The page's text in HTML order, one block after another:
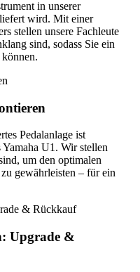
in unserer
wird. Mit einer
stellen unsere Fachleute
sind, sodass Sie ein
Pedalanlage ist
U1. Wir stellen
um den optimalen
gewährleisten – für ein
Upgrade &